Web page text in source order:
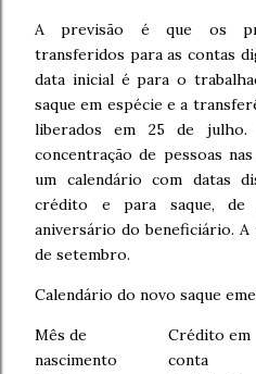
A previsão é que os
transferidos para as contas
data inicial é para o
saque em espécie e a
liberados em 25 de julho.
concentração de pessoas
um calendário com datas
crédito e para saque,
aniversário do beneficiário.
de setembro.
Calendário do novo saque
Mês de
nascimento
Crédito em
conta